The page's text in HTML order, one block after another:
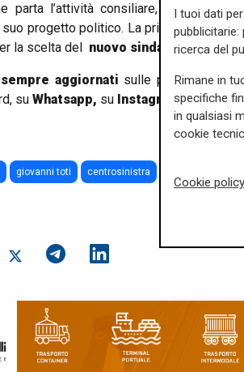
parta l’attività consiliare, Sansa ha
progetto politico. La prima tappa è
la scelta del nuovo sindacoed il
aggiornati sulle principali
su Whatsapp, su Instagram,su
giovanni toti centrosinistra
I tuoi dati
pubblicitarie:
ricerca del
Rimane in
specifiche
in qualsiasi
cookie
Cookie policy